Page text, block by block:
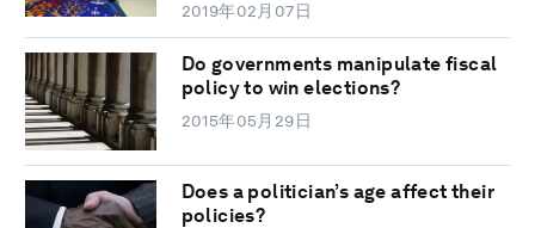
2019年02月07日
Do governments manipulate fiscal
policy to win elections?
2015年05月29日
Does a politician’s age affect their
policies?